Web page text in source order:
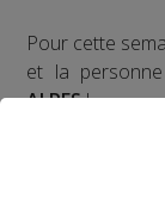
Pour cette
et la
ALPES!